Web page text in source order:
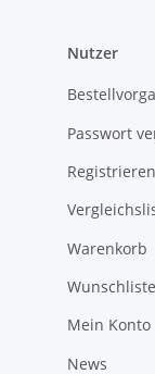
Nutzer
Passwort
Registrieren
Warenkorb
Wunschliste
Mein Konto
News